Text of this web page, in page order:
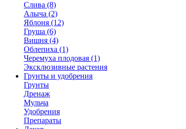
Слива (8)
Алыча (2)
Яблоня (12)
Груша (6)
Вишня (4)
Облепиха (1)
Черемуха плодовая (1)
Эксклюзивные растения
Грунты и удобрения
Грунты
Дренаж
Мульча
Удобрения
Препараты